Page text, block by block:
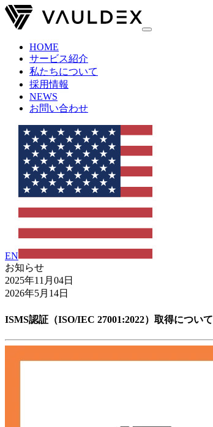
HOME
サービス紹介
私たちについて
採用情報
NEWS
お問い合わせ
EN
お知らせ
2025年11月04日
2026年5月14日
ISMS認証（ISO/IEC 27001:2022）取得について